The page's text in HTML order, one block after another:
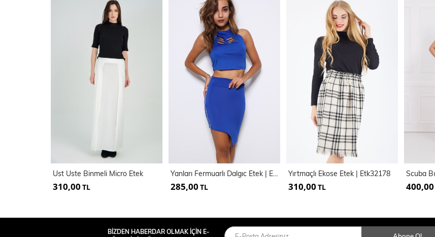
Ust Uste Binmeli Micro Etek
310,00 TL
Yanları Fermuarlı Dalgıc Etek | Etk14914
285,00 TL
Yırtmaçlı Ekose Etek | Etk32178
310,00 TL 400,00
BİZDEN HABERDAR OLMAK İÇİN E-